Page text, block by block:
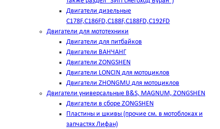
Двигатели дизельные
C178F,С186FD,C188F,C188FD,C192FD
Двигатели для мототехники
Двигатели для питбайков
Двигатели ВАНЧАНГ
Двигатели ZONGSHEN
Двигатели LONCIN для мотоциклов
Двигатели ZHONGMU для мотоциклов
Двигатели универсальные B&S, MAGNUM, ZONGSHEN
Двигатели в сборе ZONGSHEN
Пластины и шкивы (прочие см. в мотоблоках и
запчастях Лифан)